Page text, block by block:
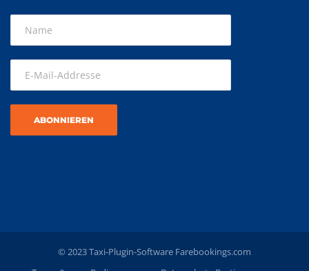
© 2023 Taxi-Plugin-Software Farebookings.com